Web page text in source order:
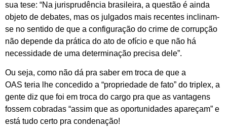
sua tese: “Na jurisprudência brasileira, a questão é ainda
objeto de debates, mas os julgados mais recentes inclinam-
se no sentido de que a configuração do crime de corrupção
não depende da prática do ato de ofício e que não há
necessidade de uma determinação precisa dele”.
Ou seja, como não dá pra saber em troca de que a
OAS teria lhe concedido a “propriedade de fato” do triplex, a
gente diz que foi em troca do cargo pra que as vantagens
fossem cobradas “assim que as oportunidades apareçam” e
está tudo certo pra condenação!